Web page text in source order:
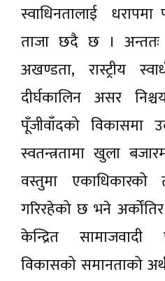
स्वाधिनतालाई धरापमा
ताजा छदै छ । अन्ततः
अखण्डता, रास्ट्रीय
दीर्घकालिन असर
पूँजीवाँदको विकासमा
स्वतन्त्रतामा खुला
वस्तुमा
गरिरहेको छ भने अर्कोंतिर
केन्द्रित
विकासको समानताको